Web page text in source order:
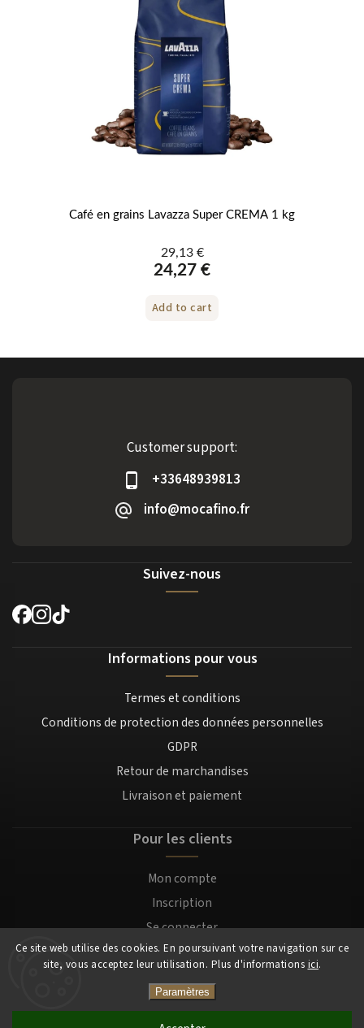
Ce site web utilise des cookies. En poursuivant votre navigation sur ce
site, vous acceptez leur utilisation. Plus d'informations ici.
Paramètres
Café en grains Lavazza Super CREMA 1 kg
29,13 €
24,27 €
Add to cart
Customer support:
+33648939813
info@mocafino.fr
Suivez-nous
Informations pour vous
Termes et conditions
Conditions de protection des données personnelles
GDPR
Retour de marchandises
Livraison et paiement
Pour les clients
Mon compte
Inscription
Se connecter
Copyright 2026Mocafino.fr